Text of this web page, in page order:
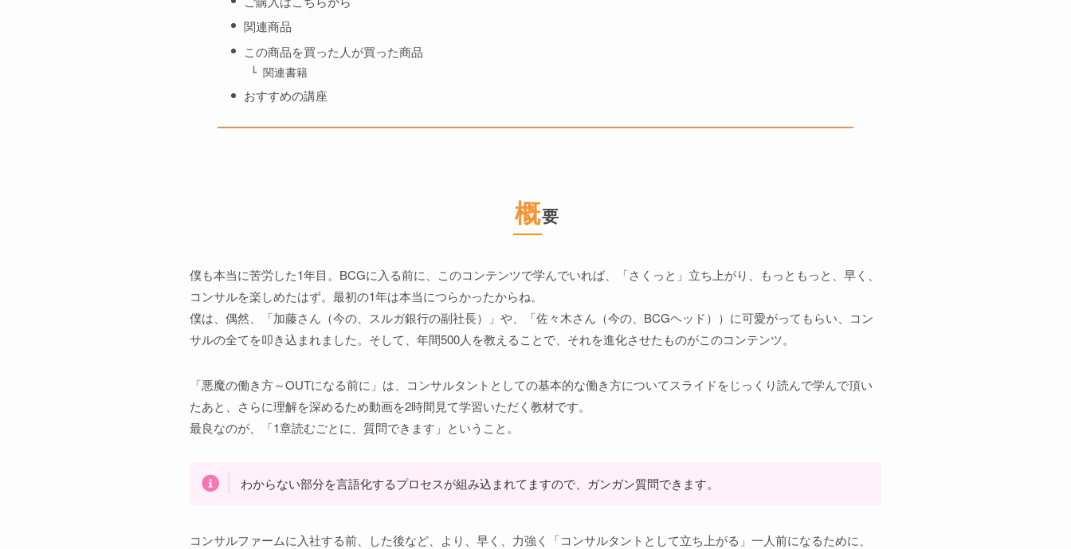
関連商品
この商品を買った人が買った商品
関連書籍
おすすめの講座
概要
僕も本当に苦労した1年目。BCGに入る前に、このコンテンツで学んでいれば、「さくっと」立ち上がり、もっともっと、早く、
コンサルを楽しめたはず。最初の1年は本当につらかったからね。
僕は、偶然、「加藤さん（今の、スルガ銀行の副社長）」や、「佐々木さん（今の、BCGヘッド））に可愛がってもらい、コン
サルの全てを叩き込まれました。そして、年間500人を教えることで、それを進化させたものがこのコンテンツ。
「悪魔の働き方～OUTになる前に」は、コンサルタントとしての基本的な働き方についてスライドをじっくり読んで学んで頂い
たあと、さらに理解を深めるため動画を2時間見て学習いただく教材です。
最良なのが、「1章読むごとに、質問できます」ということ。
わからない部分を言語化するプロセスが組み込まれてますので、ガンガン質問できます。
コンサルファームに入社する前、した後など、より、早く、力強く「コンサルタントとして立ち上がる」一人前になるために、